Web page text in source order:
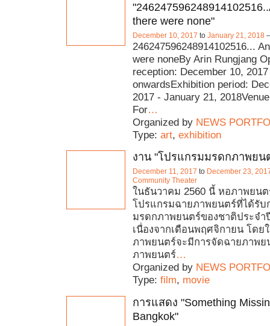
there were none"
December 10, 2017 to January 21, 2018
246247596248914102516...
were noneBy Arin Rungjang
reception: December 10,
onwardsExhibition period:
2017 - January 21,
For…
Organized by NEWS
Type: art, exhibition
งาน "โปรแกรมมรดกภาพยน
December 11, 2017 to December 23,
Community Theater
ในธันวาคม 2560 นี้ หอภาพยน
โปรแกรมฉายภาพยนตร์ที่ได้รับ
มรดกภาพยนตร์ของชาติประจำ
เนื่องจากเดือนพฤศจิกายน โดย
ภาพยนตร์จะมีการจัดฉายภาพ
ภาพยนตร์…
Organized by NEWS
Type: film, movie
การแสดง "Something
Bangkok"